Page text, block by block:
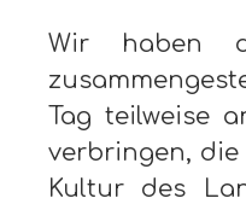
Wir haben
Tag teilweise
verbringen,
Kultur des